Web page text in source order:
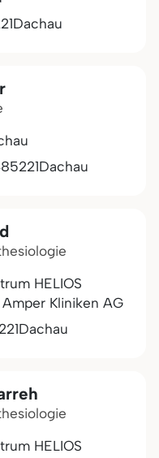
Dachau
85221Dachau
HELIOS
Kliniken AG
Dachau
HELIOS